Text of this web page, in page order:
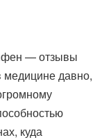
— отзывы
медицине давно,
куда